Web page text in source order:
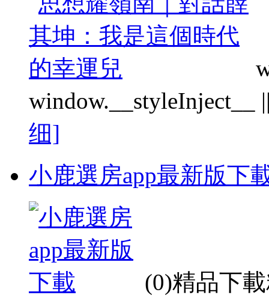
window.__styleInject__
细]
小鹿選房app最新版下
(0)精品下